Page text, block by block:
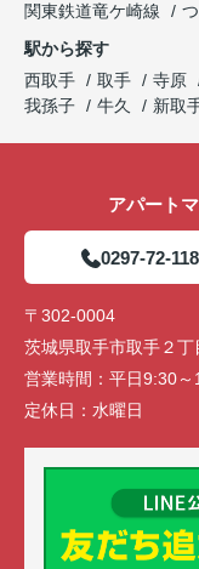
関東鉄道竜ケ崎線
駅から探す
西取手
取手 寺原
我孫子
牛久 新取
アパート
0297-72-
〒302-0004
茨城県取手市取手２丁
営業時間： 平日9:30
定休日： 水曜日